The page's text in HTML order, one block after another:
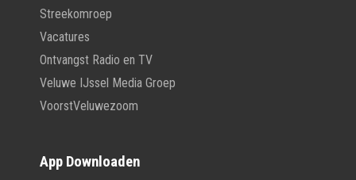
Streekomroep
Vacatures
Ontvangst Radio en TV
Veluwe IJssel Media Groep
VoorstVeluwezoom
App Downloaden